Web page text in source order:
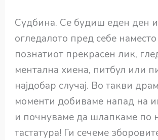
Судбина. Се будиш еден ден
огледалото пред себе
познатиот прекрасен лик,
ментална хиена, питбул или
најдобар случај. Во такви
моменти добиваме напад на
и почнуваме да шлапкаме по
тастатура! Ги сечеме